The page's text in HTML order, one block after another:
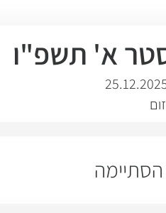
א' תשפ"ו
זום